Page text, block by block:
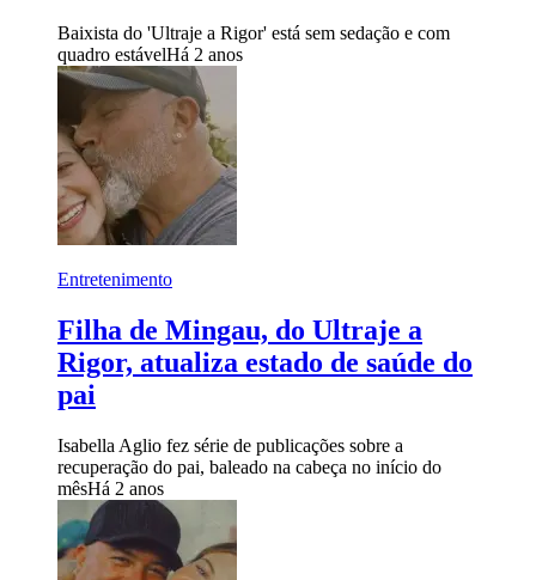
Baixista do 'Ultraje a Rigor' está sem sedação e com
quadro estávelHá 2 anos
Entretenimento
Filha de Mingau, do Ultraje a
Rigor, atualiza estado de saúde do
pai
Isabella Aglio fez série de publicações sobre a
recuperação do pai, baleado na cabeça no início do
mêsHá 2 anos